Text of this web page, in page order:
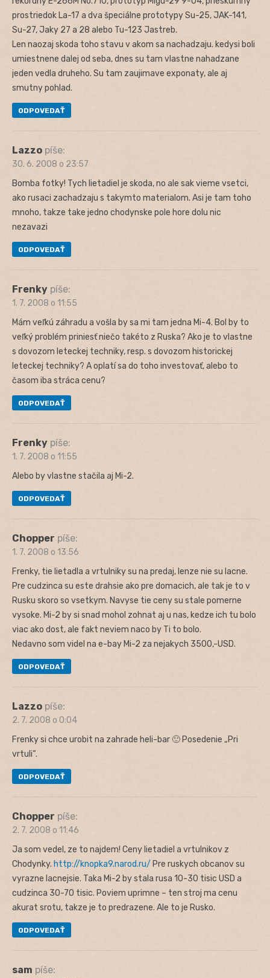
prostriedok La-17 a dva špeciálne prototypy Su-25, JAK-141,
Su-27, Jaky 27 a 28 alebo Tu-123 Jastreb.
Len naozaj skoda toho stavu v akom sa nachadzaju. kedysi boli
umiestnene dalej od seba, dnes su tam vlastne nahadzane
jeden vedla druheho. Su tam zaujimave exponaty, ale aj
smutny pohlad.
ODPOVEDAŤ
Lazzo píše:
30. 6. 2008 o 23:57
Bomba fotky! Tych lietadiel je skoda, no ale sak vieme vsetci,
ako rusaci zachadzaju s takymto materialom. Asi je tam toho
mnoho, takze take jedno chodynske pole hore dolu nic
nezavazi
ODPOVEDAŤ
Frenky píše:
1. 7. 2008 o 11:55
Mám veľkú záhradu a vošla by sa mi tam jedna Mi-4. Bol by to
veľký problém priniesť niečo takéto z Ruska? Ako je to vlastne
s dovozom leteckej techniky, resp. s dovozom historickej
leteckej techniky? A oplatí sa do toho investovať, alebo to
časom iba stráca cenu?
ODPOVEDAŤ
Frenky píše:
1. 7. 2008 o 11:55
Alebo by vlastne stačila aj Mi-2.
ODPOVEDAŤ
Chopper píše:
1. 7. 2008 o 13:56
Frenky, tie lietadla a vrtulniky su na predaj, lenze nie su lacne.
Pre cudzinca su este drahsie ako pre domacich, ale tak je to v
Rusku skoro so vsetkym. Navyse tie ceny su stale pomerne
vysoke. Mi-2 by si snad mohol zohnat aj u nas, kedze ich tu bolo
viac ako dost, ale fakt neviem naco by Ti to bolo.
Nedavno som videl na e-bay Mi-2 za nejakych 3500,-USD.
ODPOVEDAŤ
Lazzo píše:
2. 7. 2008 o 0:04
Frenky si chce urobit na zahrade heli-bar 🙂 Posedenie „Pri
vrtuli“.
ODPOVEDAŤ
Chopper píše:
2. 7. 2008 o 11:46
Ja som vedel, ze to najdem! Ceny lietadiel a vrtulnikov z
Chodynky. http://knopka9.narod.ru/ Pre ruskych obcanov su
vyrazne lacnejsie. Taka Mi-2 by stala rusa 10-30 tisic USD a
cudzinca 30-70 tisic. Poviem uprimne – ten stroj ma cenu
akurat srotu, takze je to predrazene. Ale to je Rusko.
ODPOVEDAŤ
sam píše: